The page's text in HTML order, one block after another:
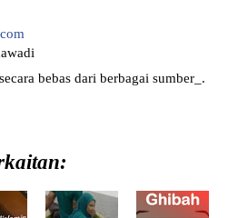
bebas dari berbagai sumber_.